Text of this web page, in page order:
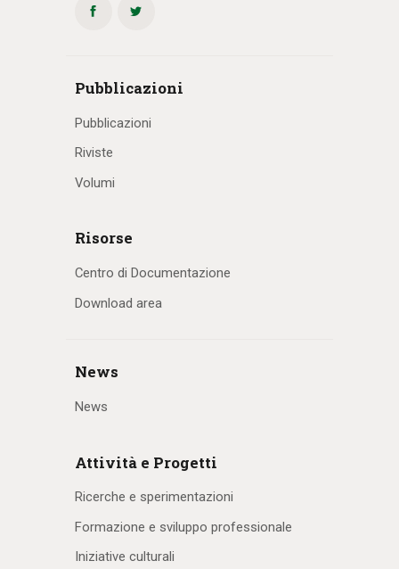
Pubblicazioni
Pubblicazioni
Riviste
Volumi
Risorse
Centro di Documentazione
Download area
News
News
Attività e Progetti
Ricerche e sperimentazioni
Formazione e sviluppo professionale
Iniziative culturali